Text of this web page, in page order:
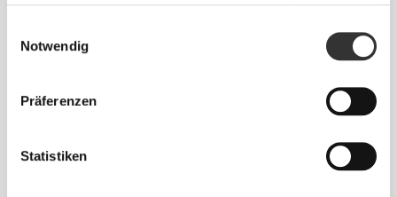
Notwendig
Präferenzen
Statistiken
Unser charakteristischer, auslaufsicherer
Verschütten und durchnässte Sporttaschen.